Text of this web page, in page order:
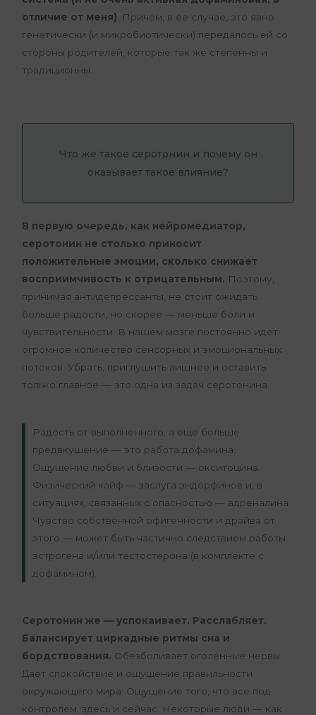
отличие от меня) . Причем, в ее случае, это явно
генетически (и микробиотически) передалось ей со
стороны родителей, которые так же степенны и
традиционны.
Что же такое серотонин и почему он
оказывает такое влияние?
В первую очередь, как нейромедиатор,
серотонин не столько приносит
положительные эмоции, сколько снижает
восприимчивость к отрицательным. Поэтому,
принимая антидепрессанты, не стоит ожидать
больше радости, но скорее — меньше боли и
чувствительности. В нашем мозге постоянно идет
огромное количество сенсорных и эмоциональных
потоков. Убрать, приглушить лишнее и оставить
только главное — это одна из задач серотонина.
Радость от выполненного, а еще больше
предвкушение — это работа дофамина.
Ощущение любви и близости — окситоцина.
Физический кайф — заслуга эндорфинов и, в
ситуациях, связанных с опасностью — адреналина.
Чувство собственной офигенности и драйва от
этого — может быть частично следствием работы
эстрогена и/или тестостерона (в комплекте с
дофамином).
Серотонин же — успокаивает. Расслабляет.
Балансирует циркадные ритмы сна и
бордствования. Обезболивает оголенные нервы.
Дает спокойствие и ощущение правильности
окружающего мира. Ощущение того, что все под
контролем, здесь и сейчас. Некоторые люди — как